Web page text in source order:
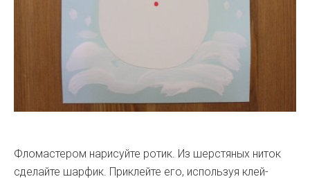
Фломастером нарисуйте ротик. Из шерстяных ниток
сделайте шарфик. Приклейте его, используя клей-